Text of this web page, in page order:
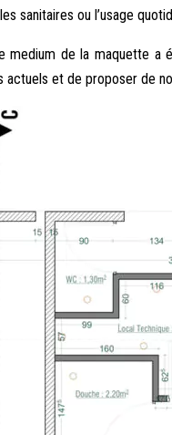
sanitaires ou l’usage
medium de la maquette
et de proposer de